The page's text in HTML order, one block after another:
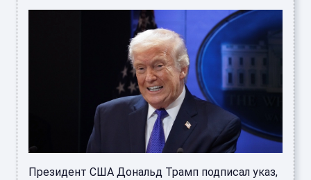
Президент США Дональд Трамп подписал указ,